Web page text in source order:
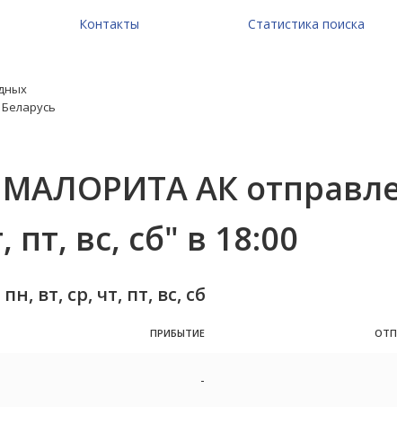
Контакты Статистика поиска
АК
пт, вс, сб" в 18:00
пн, вт, ср, чт, пт, вс, сб
ПРИБЫТИЕ
-